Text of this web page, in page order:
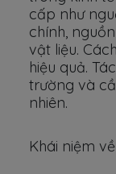
cấp như
chính,
vật liệu.
hiệu quả.
trường và
nhiên.
Khái niệm